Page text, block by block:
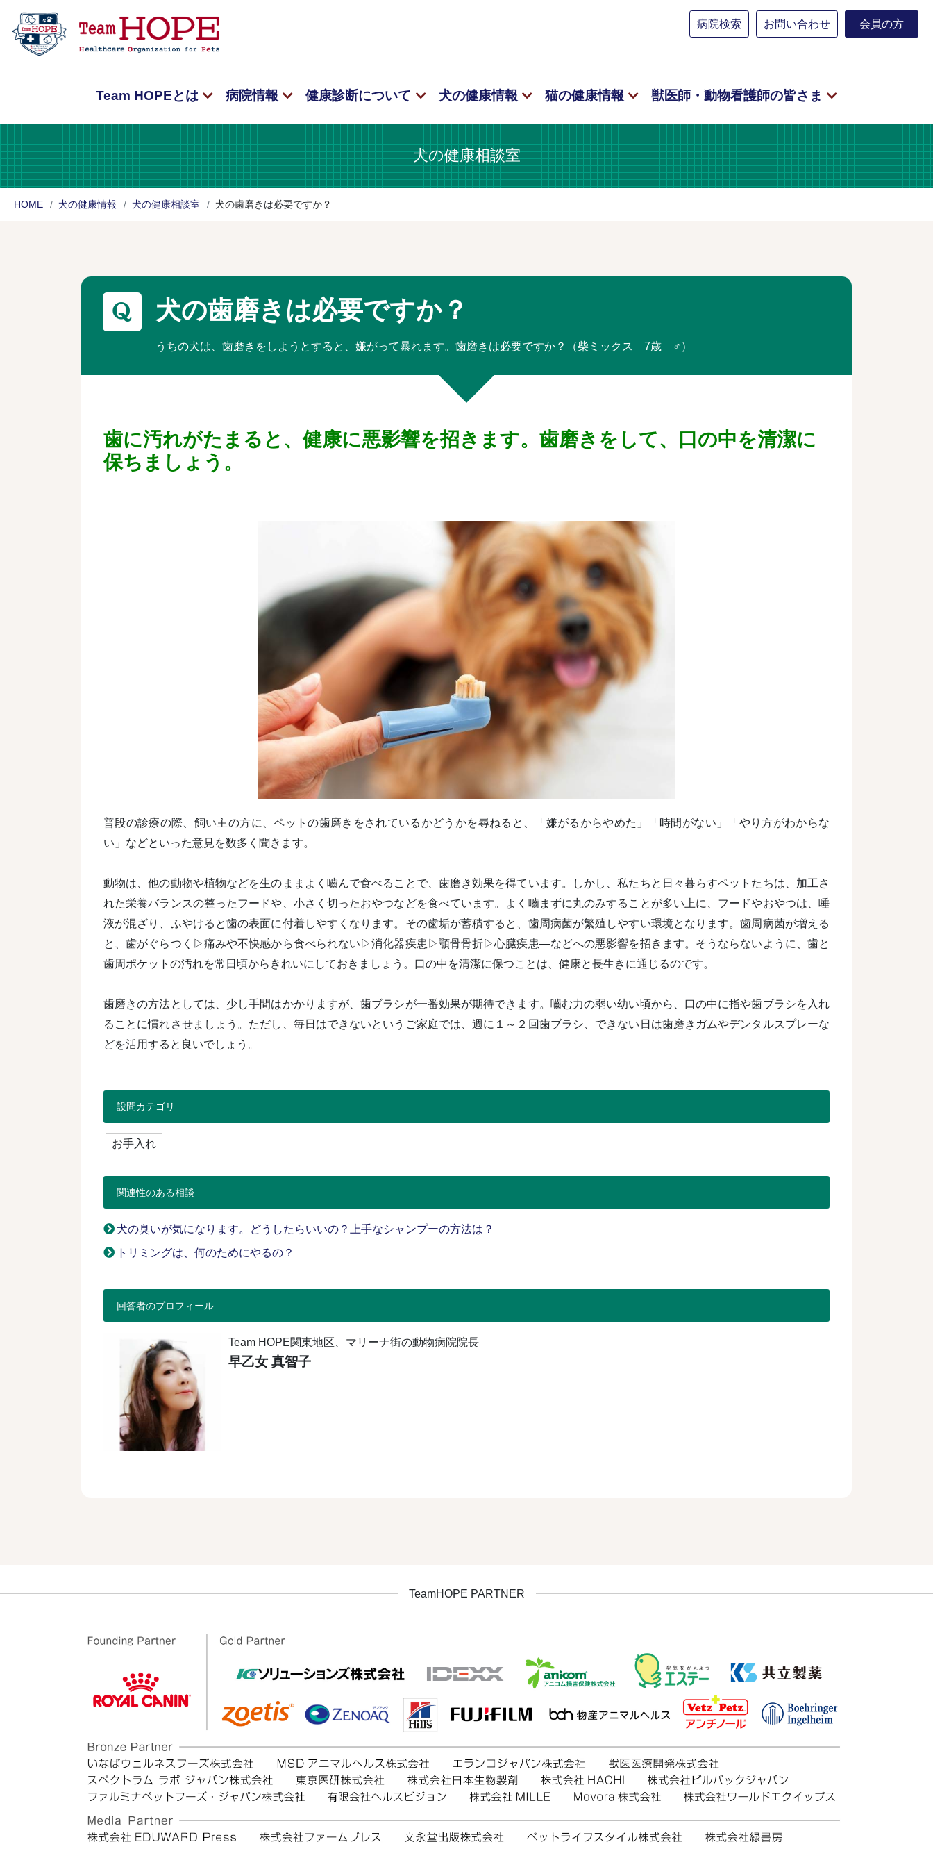
病院検索 お問い合わせ 会員の方
Team HOPEとは 病院情報 健康診断について 犬の健康情報 猫の健康情報 獣医師・動物看護師の皆さま
犬の健康相談室
HOME 犬の健康情報 犬の健康相談室 犬の歯磨きは必要ですか？
犬の歯磨きは必要ですか？
うちの犬は、歯磨きをしようとすると、嫌がって暴れます。歯磨きは必要ですか？（柴ミックス 7歳 ♂）
歯に汚れがたまると、健康に悪影響を招きます。歯磨きをして、口の中を清潔に
保ちましょう。
普段の診療の際、飼い主の方に、ペットの歯磨きをされているかどうかを尋ねると、「嫌がるからやめた」「時間がない」「やり方がわからな
い」などといった意見を数多く聞きます。
動物は、他の動物や植物などを生のままよく嚙んで食べることで、歯磨き効果を得ています。しかし、私たちと日々暮らすペットたちは、加工さ
れた栄養バランスの整ったフードや、小さく切ったおやつなどを食べています。よく嚙まずに丸のみすることが多い上に、フードやおやつは、唾
液が混ざり、ふやけると歯の表面に付着しやすくなります。その歯垢が蓄積すると、歯周病菌が繁殖しやすい環境となります。歯周病菌が増える
と、歯がぐらつく▷痛みや不快感から食べられない▷消化器疾患▷顎骨骨折▷心臓疾患―などへの悪影響を招きます。そうならないように、歯と
歯周ポケットの汚れを常日頃からきれいにしておきましょう。口の中を清潔に保つことは、健康と長生きに通じるのです。
歯磨きの方法としては、少し手間はかかりますが、歯ブラシが一番効果が期待できます。嚙む力の弱い幼い頃から、口の中に指や歯ブラシを入れ
ることに慣れさせましょう。ただし、毎日はできないというご家庭では、週に１～２回歯ブラシ、できない日は歯磨きガムやデンタルスプレーな
どを活用すると良いでしょう。
設問カテゴリ
お手入れ
関連性のある相談
犬の臭いが気になります。どうしたらいいの？上手なシャンプーの方法は？
トリミングは、何のためにやるの？
回答者のプロフィール
Team HOPE関東地区、マリーナ街の動物病院院長
早乙女 真智子
TeamHOPE PARTNER